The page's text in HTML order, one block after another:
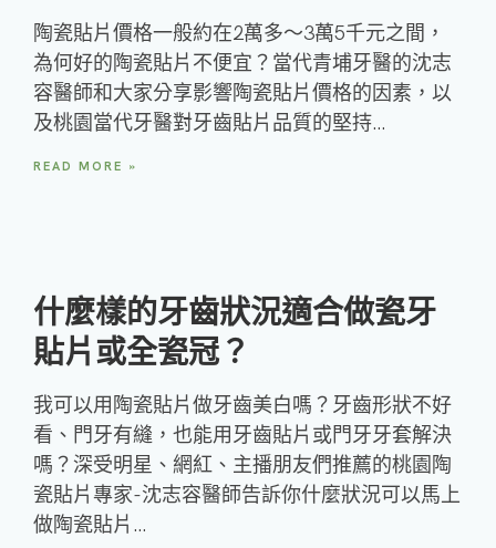
陶瓷貼片價格一般約在2萬多～3萬5千元之間，
為何好的陶瓷貼片不便宜？當代青埔牙醫的沈志
容醫師和大家分享影響陶瓷貼片價格的因素，以
及桃園當代牙醫對牙齒貼片品質的堅持…
READ MORE »
什麼樣的牙齒狀況適合做瓷牙
貼片或全瓷冠？
我可以用陶瓷貼片做牙齒美白嗎？牙齒形狀不好
看、門牙有縫，也能用牙齒貼片或門牙牙套解決
嗎？深受明星、網紅、主播朋友們推薦的桃園陶
瓷貼片專家-沈志容醫師告訴你什麼狀況可以馬上
做陶瓷貼片…